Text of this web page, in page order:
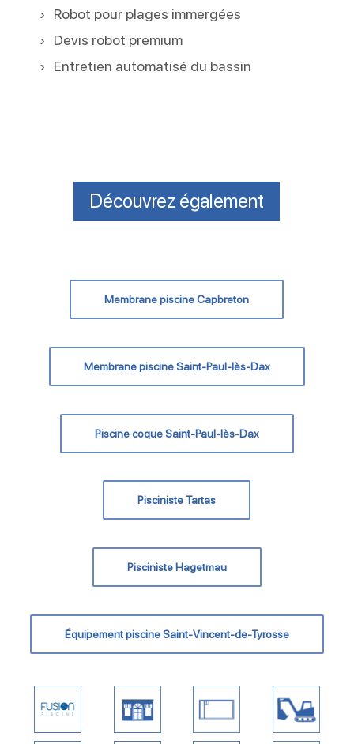
Robot pour plages immergées
Devis robot premium
Entretien automatisé du bassin
Découvrez également
Membrane piscine Capbreton
Membrane piscine Saint-Paul-lès-Dax
Piscine coque Saint-Paul-lès-Dax
Pisciniste Tartas
Pisciniste Hagetmau
Équipement piscine Saint-Vincent-de-Tyrosse